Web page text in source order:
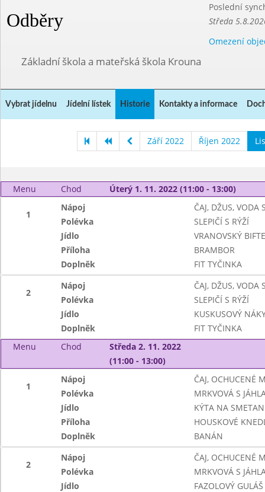
Odběry
Poslední
Středa
Omezení
Základní škola a mateřská škola Krouna
Vybrat jídelnu Jídelní lístek Historie Kontakty a informace
Září 2022 Říjen 2022
Menu Chod Úterý 1. 11. 2022 (11:00 - 13:00)
1
Nápoj
ČAJ, DŽUS, VODA
Polévka
SLEPIČÍ S RÝŽÍ
Jídlo
VRANOVSKÝ
Příloha
BRAMBOR
Doplněk
FIT TYČINKA
2
Nápoj
ČAJ, DŽUS, VODA
Polévka
SLEPIČÍ S RÝŽÍ
Jídlo
KUSKUSOVÝ
Doplněk
FIT TYČINKA
Menu
Chod
Středa 2. 11. 2022
(11:00 - 13:00)
1
Nápoj
ČAJ, OCHUCENÉ
Polévka
MRKVOVÁ S
Jídlo
KÝTA NA
Příloha
HOUSKOVÉ
Doplněk
BANÁN
2
Nápoj
ČAJ, OCHUCENÉ
Polévka
MRKVOVÁ S
Jídlo
FAZOLOVÝ